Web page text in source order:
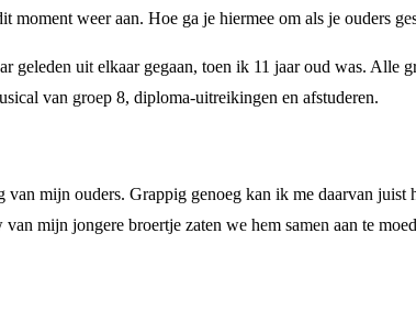
weer aan. Hoe ga je hiermee om als je ouders
uit elkaar gegaan, toen ik 11 jaar oud was. Alle
van groep 8, diploma-uitreikingen en afstuderen.
mijn ouders. Grappig genoeg kan ik me daarvan juist
mijn jongere broertje zaten we hem samen aan te